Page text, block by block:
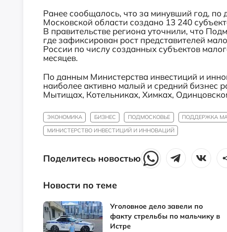
Ранее сообщалось, что за минувший год,
Московской области создано 13 240
В правительстве региона уточнили, что
где зафиксирован рост представителей
России по числу созданных субъектов
месяцев.
По данным Министерства инвестиций и
наиболее активно малый и средний бизнес
Мытищах, Котельниках, Химках,
ЭКОНОМИКА БИЗНЕС ПОДМОСКОВЬЕ ПОДДЕРЖКА
МИНИСТЕРСТВО ИНВЕСТИЦИЙ И ИННОВАЦИЙ
Поделитесь новостью
Новости по теме
Уголовное дело завели по
факту стрельбы по мальчику в
Истре